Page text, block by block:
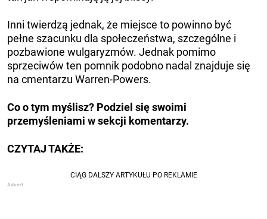
Inni twierdzą jednak, że miejsce to powinno być
pełne szacunku dla społeczeństwa, szczególne i
pozbawione wulgaryzmów. Jednak pomimo
sprzeciwów ten pomnik podobno nadal znajduje się
na cmentarzu Warren-Powers.
Co o tym myślisz? Podziel się swoimi
przemyśleniami w sekcji komentarzy.
CZYTAJ TAKŻE: